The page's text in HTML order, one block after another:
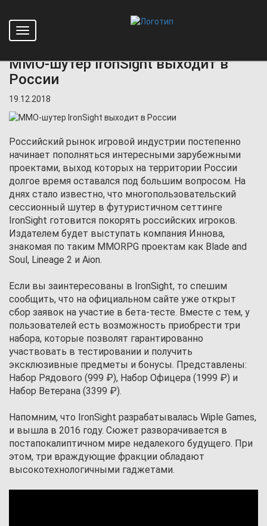
Toggle
navigation
Главная
MMO-шутер IronSight выходит в
России
19.12.2018
Российский рынок игровой индустрии постепенно
начинает пополняться интересными зарубежными
проектами, выход которых на территории России
долгое время оставался под большим вопросом. На
днях стало известно, что многопользовательский
сессионный шутер в футуристичном сеттинге
IronSight готовится покорять российских игроков.
Издателем будет выступать компания Иннова,
знакомая по таким MMORPG проектам как Blade and
Soul, Lineage 2 и Aion.
Если вы заинтересованы в IronSight, то спешим
сообщить, что на официальном сайте уже открыт
сбор заявок на участие в бета-тесте. Вместе с тем, у
пользователей есть возможность приобрести три
набора, которые позволят гарантированно
участвовать в тестировании и получить
эксклюзивные предметы и бонусы. Представлены:
Набор Рядового (999 ₽), Набор Офицера (1999 ₽) и
Набор Ветерана (3399 ₽).
Напомним, что IronSight разрабатывалась Wiple Games,
и вышла в 2016 году. Сюжет разворачивается в
постапокалиптичном мире недалекого будущего. При
этом, три враждующие фракции обладают
высокотехнологичными гаджетами.